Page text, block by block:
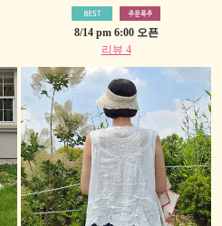
8/14 pm 6:00 오픈
리뷰 4